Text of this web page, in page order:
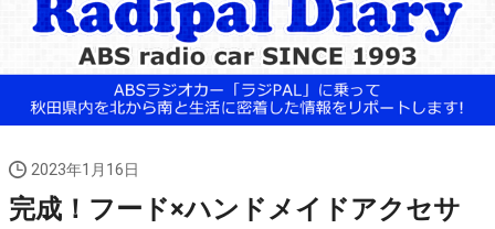
2023年1月16日
完成！フード×ハンドメイドアクセサ